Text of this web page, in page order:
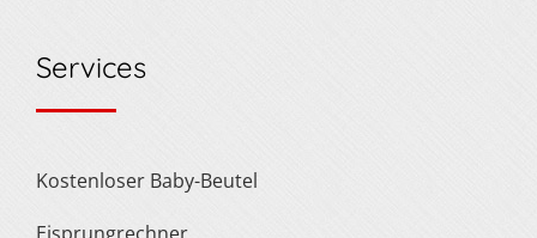
Services
Kostenloser Baby-Beutel